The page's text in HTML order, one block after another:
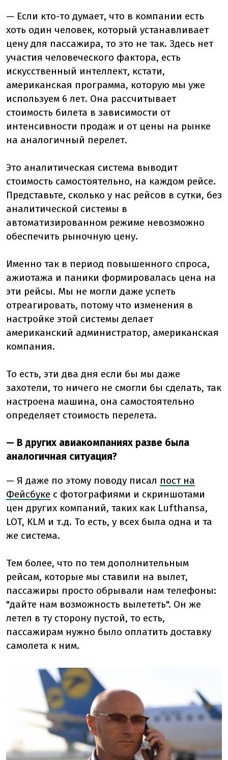
— Если кто-то думает, что в компании есть
хоть один человек, который устанавливает
цену для пассажира, то это не так. Здесь нет
участия человеческого фактора, есть
искусственный интеллект, кстати,
американская программа, которую мы уже
используем 6 лет. Она рассчитывает
стоимость билета в зависимости от
интенсивности продаж и от цены на рынке
на аналогичный перелет.
Это аналитическая система выводит
стоимость самостоятельно, на каждом рейсе.
Представьте, сколько у нас рейсов в сутки, без
аналитической системы в
автоматизированном режиме невозможно
обеспечить рыночную цену.
Именно так в период повышенного спроса,
ажиотажа и паники формировалась цена на
эти рейсы. Мы не могли даже успеть
отреагировать, потому что изменения в
настройке этой системы делает
американский администратор, американская
компания.
То есть, эти два дня если бы мы даже
захотели, то ничего не смогли бы сделать, так
настроена машина, она самостоятельно
определяет стоимость перелета.
— В других авиакомпаниях разве была
аналогичная ситуация?
— Я даже по этому поводу писал пост на
Фейсбуке с фотографиями и скриншотами
цен других компаний, таких как Lufthansa,
LOT, KLM и т.д. То есть, у всех была одна и та
же система.
Тем более, что по тем дополнительным
рейсам, которые мы ставили на вылет,
пассажиры просто обрывали нам телефоны:
"дайте нам возможность вылететь". Он же
летел в ту сторону пустой, то есть,
пассажирам нужно было оплатить доставку
самолета к ним.